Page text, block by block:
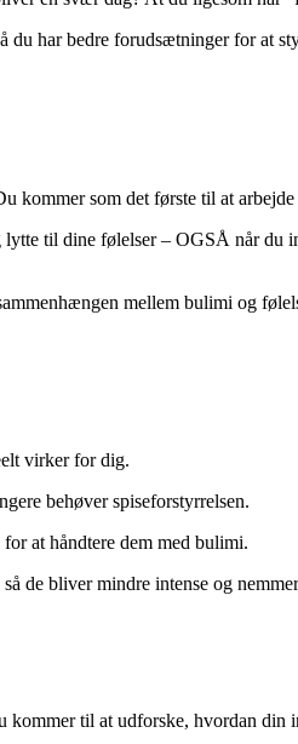
har bedre forudsætninger for at
kommer som det første til at
til dine følelser – OGSÅ når du
mellem bulimi og
virker for dig.
behøver spiseforstyrrelsen.
at håndtere dem med bulimi.
de bliver mindre intense og
til at udforske, hvordan